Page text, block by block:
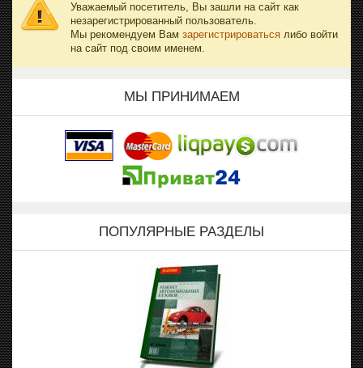
Уважаемый посетитель, Вы зашли на сайт как
незарегистрированный пользователь.
Мы рекомендуем Вам зарегистрироваться либо войти
на сайт под своим именем.
МЫ ПРИНИМАЕМ
ПОПУЛЯРНЫЕ РАЗДЕЛЫ